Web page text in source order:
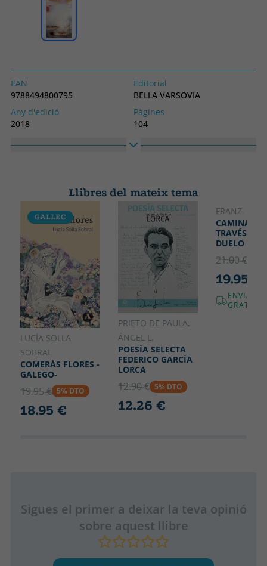
EAN
9788494800795
Editorial
BELLA VARSOVIA
Any d'edició
2018
Pàgines
104
Idioma
Llibres del mateix tema
GALLEC
LUCÍA SOLLA
SOBRAL
COMERÁS FLORES -
GALEGO-
19.95 € 5% DTO
18.95 €
PRIETO DE PAULA,
ÁNGEL L.
POESÍA SELECTA
FEDERICO GARCÍA
LORCA
12.90 € 5% DTO
12.26 €
FRANZ, LOLA
TRAVÉS DEL
DUELO
21.00 €
19.95 €
GRATUÏT!
Sigues el primer a deixar la teva opinió
sobre aquest llibre